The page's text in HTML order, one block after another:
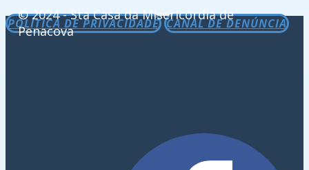
POLÍTICA DE PRIVACIDADE CANAL DE DENÚNCIA
© 2024 - Sta Casa da Misericórdia de
Penacova